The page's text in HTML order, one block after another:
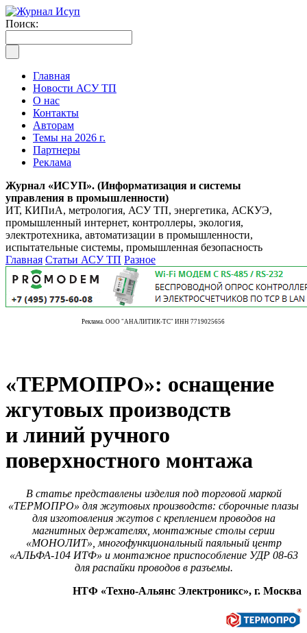
Поиск:
Главная
Новости АСУ ТП
О нас
Контакты
Авторам
Темы на 2026 г.
Партнеры
Реклама
Журнал «ИСУП». (Информатизация и системы
управления в промышленности)
ИТ, КИПиА, метрология, АСУ ТП, энергетика, АСКУЭ,
промышленный интернет, контроллеры, экология,
электротехника, автоматизации в промышленности,
испытательные системы, промышленная безопасность
Главная Статьи АСУ ТП Разное
Реклама. ООО "АНАЛИТИК-ТС" ИНН 7719025656
«ТЕРМОПРО»: оснащение
жгутовых производств
и линий ручного
поверхностного монтажа
В статье представлены изделия под торговой маркой
«ТЕРМОПРО» для жгутовых производств: сборочные плазы
для изготовления жгутов с креплением проводов на
магнитных держателях, монтажные столы серии
«МОНОЛИТ», многофункциональный паяльный центр
«АЛЬФА‑104 ИТФ» и монтажное приспособление УДР 08-63
для распайки проводов в разъемы.
НТФ «Техно-Альянс Электроникс», г. Москва